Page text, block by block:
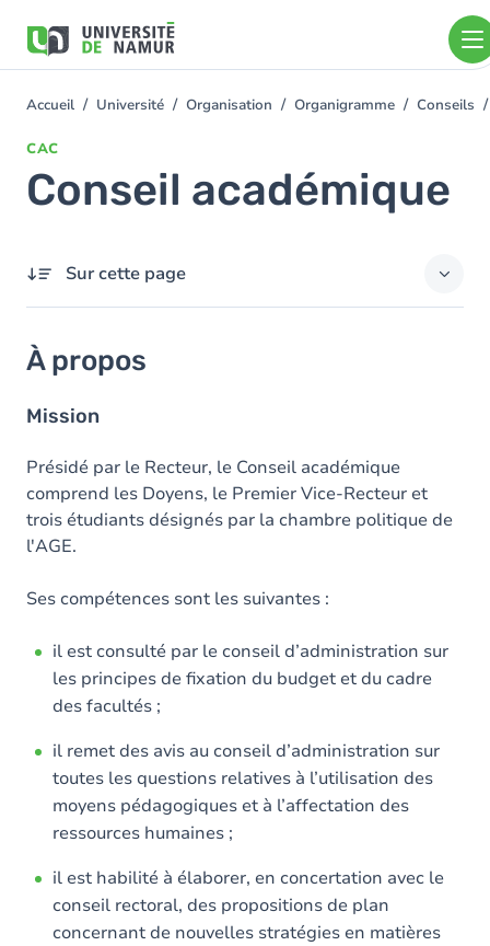
contenu
You
Accueil Université Organisation Organigramme Conseils
CAC
Conseil académique
Sur cette page
Contact
Membres
À propos
Mission
Présidé par le Recteur, le Conseil académique
comprend les Doyens, le Premier Vice-Recteur et
trois étudiants désignés par la chambre politique de
l'AGE.
Ses compétences sont les suivantes :
il est consulté par le conseil d’administration sur
les principes de fixation du budget et du cadre
des facultés ;
il remet des avis au conseil d’administration sur
toutes les questions relatives à l’utilisation des
moyens pédagogiques et à l’affectation des
ressources humaines ;
il est habilité à élaborer, en concertation avec le
conseil rectoral, des propositions de plan
concernant de nouvelles stratégies en matières